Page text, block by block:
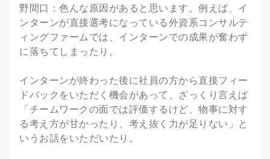
野間口：色んな原因があると思います。例えば、イ
ンターンが直接選考になっている外資系コンサルテ
ィングファームでは、インターンでの成果が奮わず
に落ちてしまったり。
インターンが終わった後に社員の方から直接フィー
ドバックをいただく機会があって、ざっくり言えば
「チームワークの面では評価するけど、物事に対す
る考え方が甘かったり、考え抜く力が足りない」と
いうお話をいただいたり。